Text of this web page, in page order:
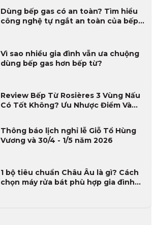
Dùng bếp gas có an toàn? Tìm hiểu
công nghệ tự ngắt an toàn của bếp
Vì sao nhiều gia đình vẫn ưa chuộng
dùng bếp gas hơn bếp từ?
Review Bếp Từ Rosières 3 Vùng Nấu
Có Tốt Không? Ưu Nhược Điểm Và
Thông báo lịch nghỉ lễ Giỗ Tổ Hùng
Vương và 30/4 - 1/5 năm 2026
1 bộ tiêu chuẩn Châu Âu là gì? Cách
chọn máy rửa bát phù hợp gia đình